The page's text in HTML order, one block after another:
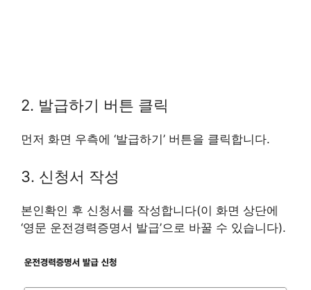
2. 발급하기 버튼 클릭
먼저 화면 우측에 ‘발급하기’ 버튼을 클릭합니다.
3. 신청서 작성
본인확인 후 신청서를 작성합니다(이 화면 상단에
‘영문 운전경력증명서 발급’으로 바꿀 수 있습니다).